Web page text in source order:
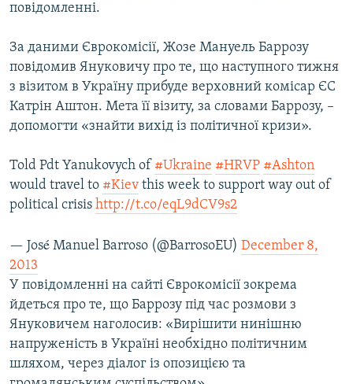
повідомленні.
За даними Єврокомісії, Жозе Мануель Баррозу
повідомив Януковичу про те, що наступного тижня
з візитом в Україну прибуде верховний комісар ЄС
Катрін Аштон. Мета її візиту, за словами Баррозу, –
допомогти «знайти вихід із політичної кризи».
Told Pdt Yanukovych of #Ukraine #HRVP #Ashton
would travel to #Kiev this week to support way out of
political crisis http://t.co/eqL9dCV9s2
— José Manuel Barroso (@BarrosoEU) December 8,
2013
У повідомленні на сайті Єврокомісії зокрема
йдеться про те, що Баррозу під час розмови з
Януковичем наголосив: «Вирішити нинішню
напруженість в Україні необхідно політичним
шляхом, через діалог із опозицією та